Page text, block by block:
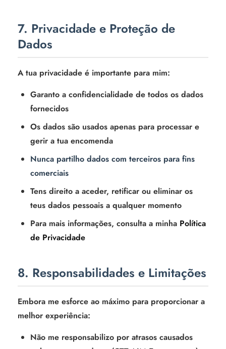
7. Privacidade e Proteção de
Dados
A tua privacidade é importante para mim:
Garanto a confidencialidade de todos os dados
fornecidos
Os dados são usados apenas para processar e
gerir a tua encomenda
Nunca partilho dados com terceiros para fins
comerciais
Tens direito a aceder, retificar ou eliminar os
teus dados pessoais a qualquer momento
Para mais informações, consulta a minha Política
de Privacidade
8. Responsabilidades e Limitações
Embora me esforce ao máximo para proporcionar a
melhor experiência:
Não me responsabilizo por atrasos causados